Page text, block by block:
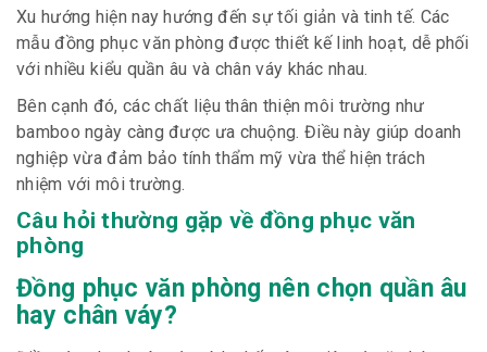
Xu hướng hiện nay hướng đến sự tối giản và tinh tế. Các
mẫu đồng phục văn phòng được thiết kế linh hoạt, dễ phối
với nhiều kiểu quần âu và chân váy khác nhau.
Bên cạnh đó, các chất liệu thân thiện môi trường như
bamboo ngày càng được ưa chuộng. Điều này giúp doanh
nghiệp vừa đảm bảo tính thẩm mỹ vừa thể hiện trách
nhiệm với môi trường.
Câu hỏi thường gặp về đồng phục văn
phòng
Đồng phục văn phòng nên chọn quần âu
hay chân váy?